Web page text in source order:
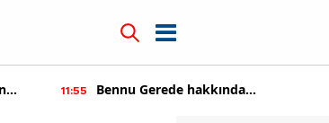
14:22 Kıvanç Tatlıtuğ'a teklif üstüne teklif